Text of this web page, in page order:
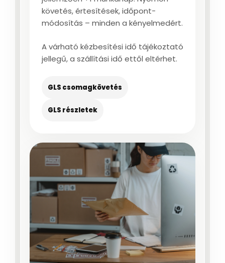
követés, értesítések, időpont-
módosítás – minden a kényelmedért.
A várható kézbesítési idő tájékoztató
jellegű, a szállítási idő ettől eltérhet.
GLS csomagkövetés
GLS részletek